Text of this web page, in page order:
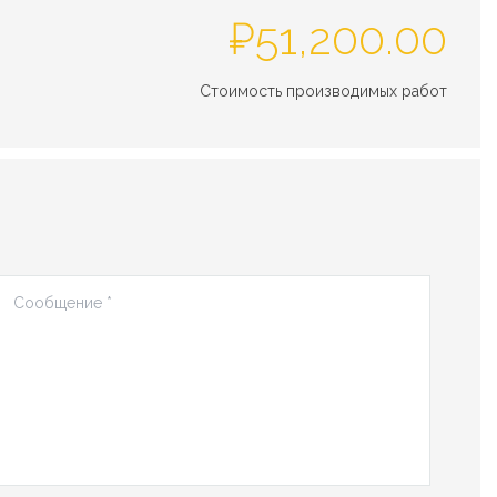
₽51,200.00
Стоимость производимых работ